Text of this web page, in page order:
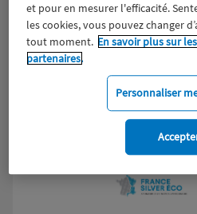
et pour en mesurer l'efficacité.
les cookies, vous pouvez changer
tout moment. En savoir plus sur
partenaires.
Personnaliser